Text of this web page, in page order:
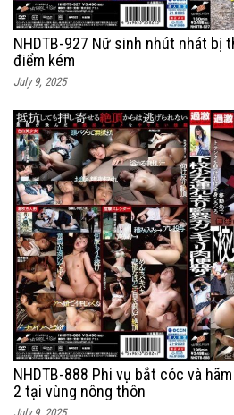
NHDTB-927 Nữ sinh nhút nhát bị
điểm kém
July 9, 2025
NHDTB-888 Phi vụ bắt cóc và
2 tại vùng nông thôn